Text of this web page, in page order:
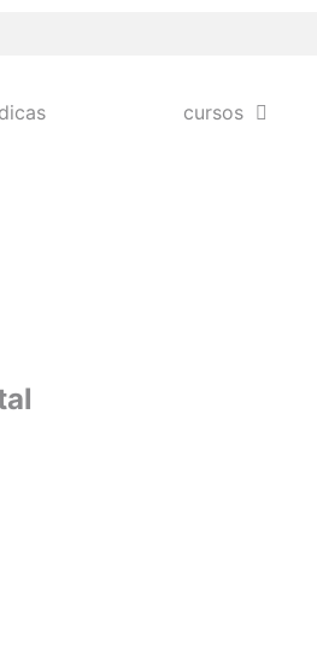
dicas cursos